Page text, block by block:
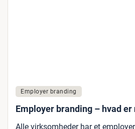
Employer branding
Employer branding – hvad er
Alle virksomheder har et